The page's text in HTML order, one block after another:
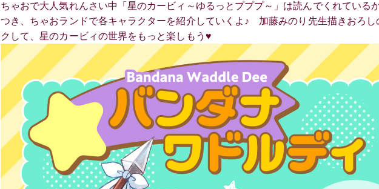
ちゃおで大人気れんさい中「星のカービィ～ゆるっとプププ～」は読んでくれてい
つき、ちゃおランドで各キャラクターを紹介していくよ♪ 加藤みのり先生描きおろし
クして、星のカービィの世界をもっと楽しもう♥